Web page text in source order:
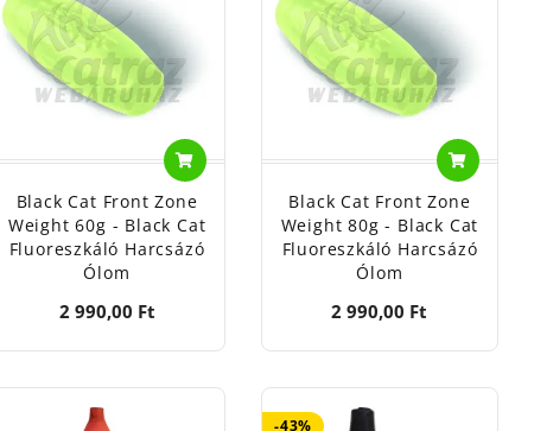
Black Cat Front Zone
Weight 60g - Black Cat
Fluoreszkáló Harcsázó
Ólom
2 990,00 Ft
Black Cat Front Zone
Weight 80g - Black Cat
Fluoreszkáló Harcsázó
Ólom
2 990,00 Ft
-43%